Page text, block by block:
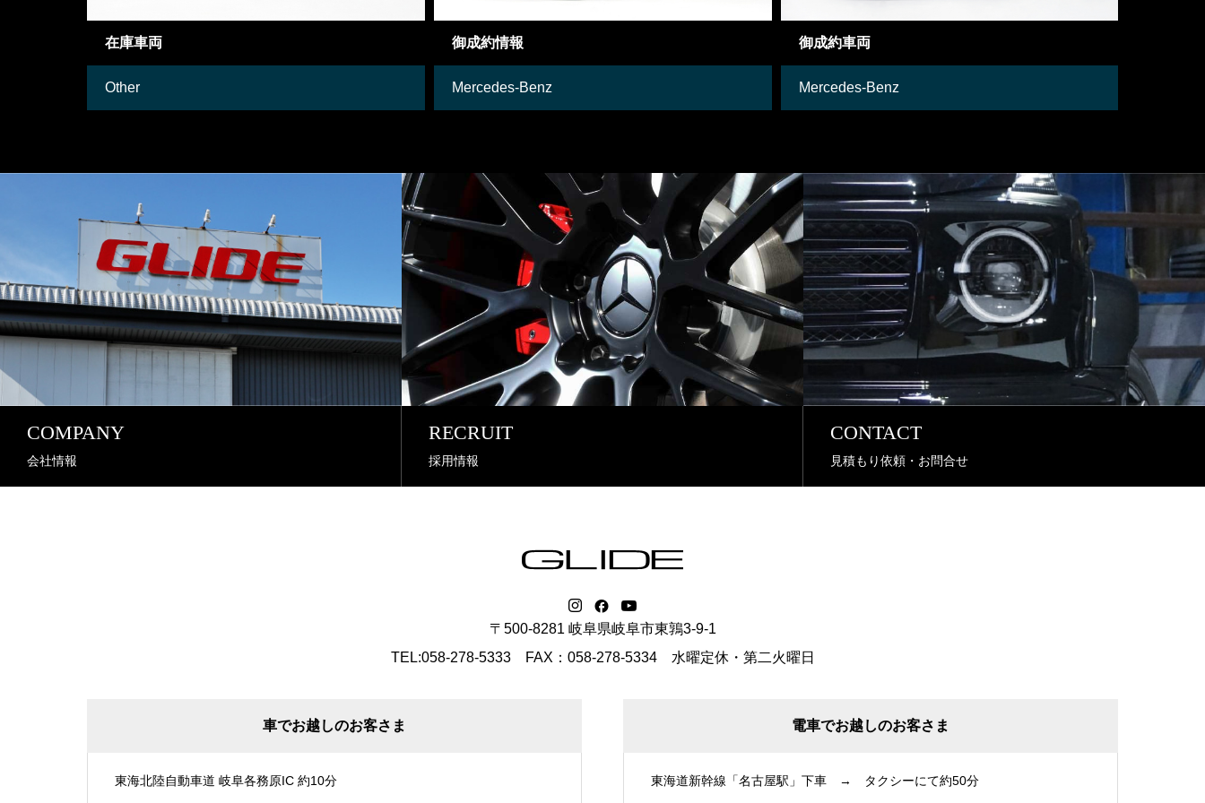
御成約情報
Mercedes-Benz
御成約車両
Mercedes-Benz
在庫車両
Lamborghini
COMPANY
会社情報
RECRUIT
採用情報
CONTACT
見積もり依頼・お問合せ
〒500-8281 岐阜県岐阜市東鶉3-9-1
TEL:058-278-5333 FAX：058-278-5334 水曜定休・第二火曜日
車でお越しのお客さま
東海北陸自動車道 岐阜各務原IC 約10分
電車でお越しのお客さま
東海道新幹線「名古屋駅」下車 → タクシーにて約50分